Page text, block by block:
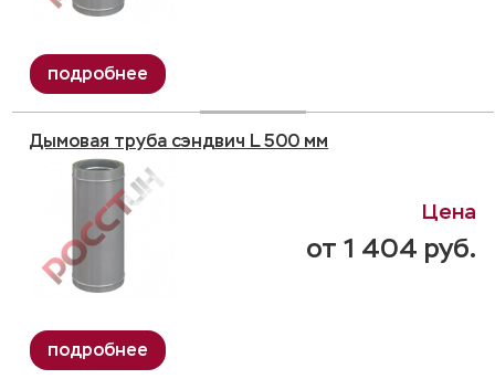
Дымовая труба сэндвич L 500 мм
от 1 404 руб.